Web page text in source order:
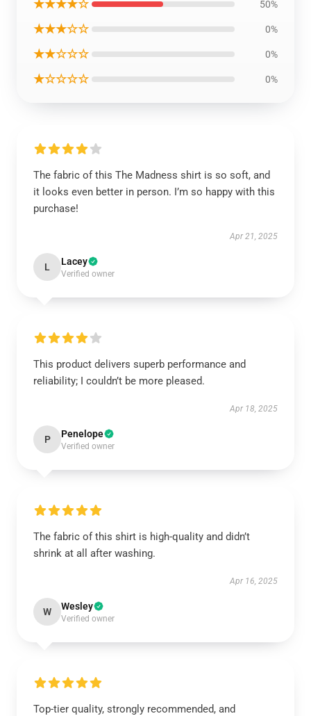
★★★★☆ 50%
★★★☆☆ 0%
★★☆☆☆ 0%
★☆☆☆☆ 0%
The fabric of this The Madness shirt is so soft, and
it looks even better in person. I’m so happy with this
purchase!
Apr 21, 2025
L Lacey
Verified owner
This product delivers superb performance and
reliability; I couldn’t be more pleased.
Apr 18, 2025
P Penelope
Verified owner
The fabric of this shirt is high-quality and didn’t
shrink at all after washing.
Apr 16, 2025
W Wesley
Verified owner
Top-tier quality, strongly recommended, and